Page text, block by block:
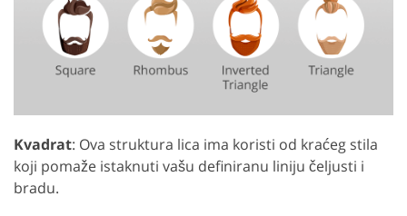
Kvadrat: Ova struktura lica ima koristi od kraćeg stila
koji pomaže istaknuti vašu definiranu liniju čeljusti i
bradu.